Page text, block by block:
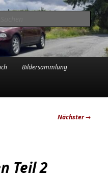
in der Garage
Bildersammlung
Nächster→
Teil 2